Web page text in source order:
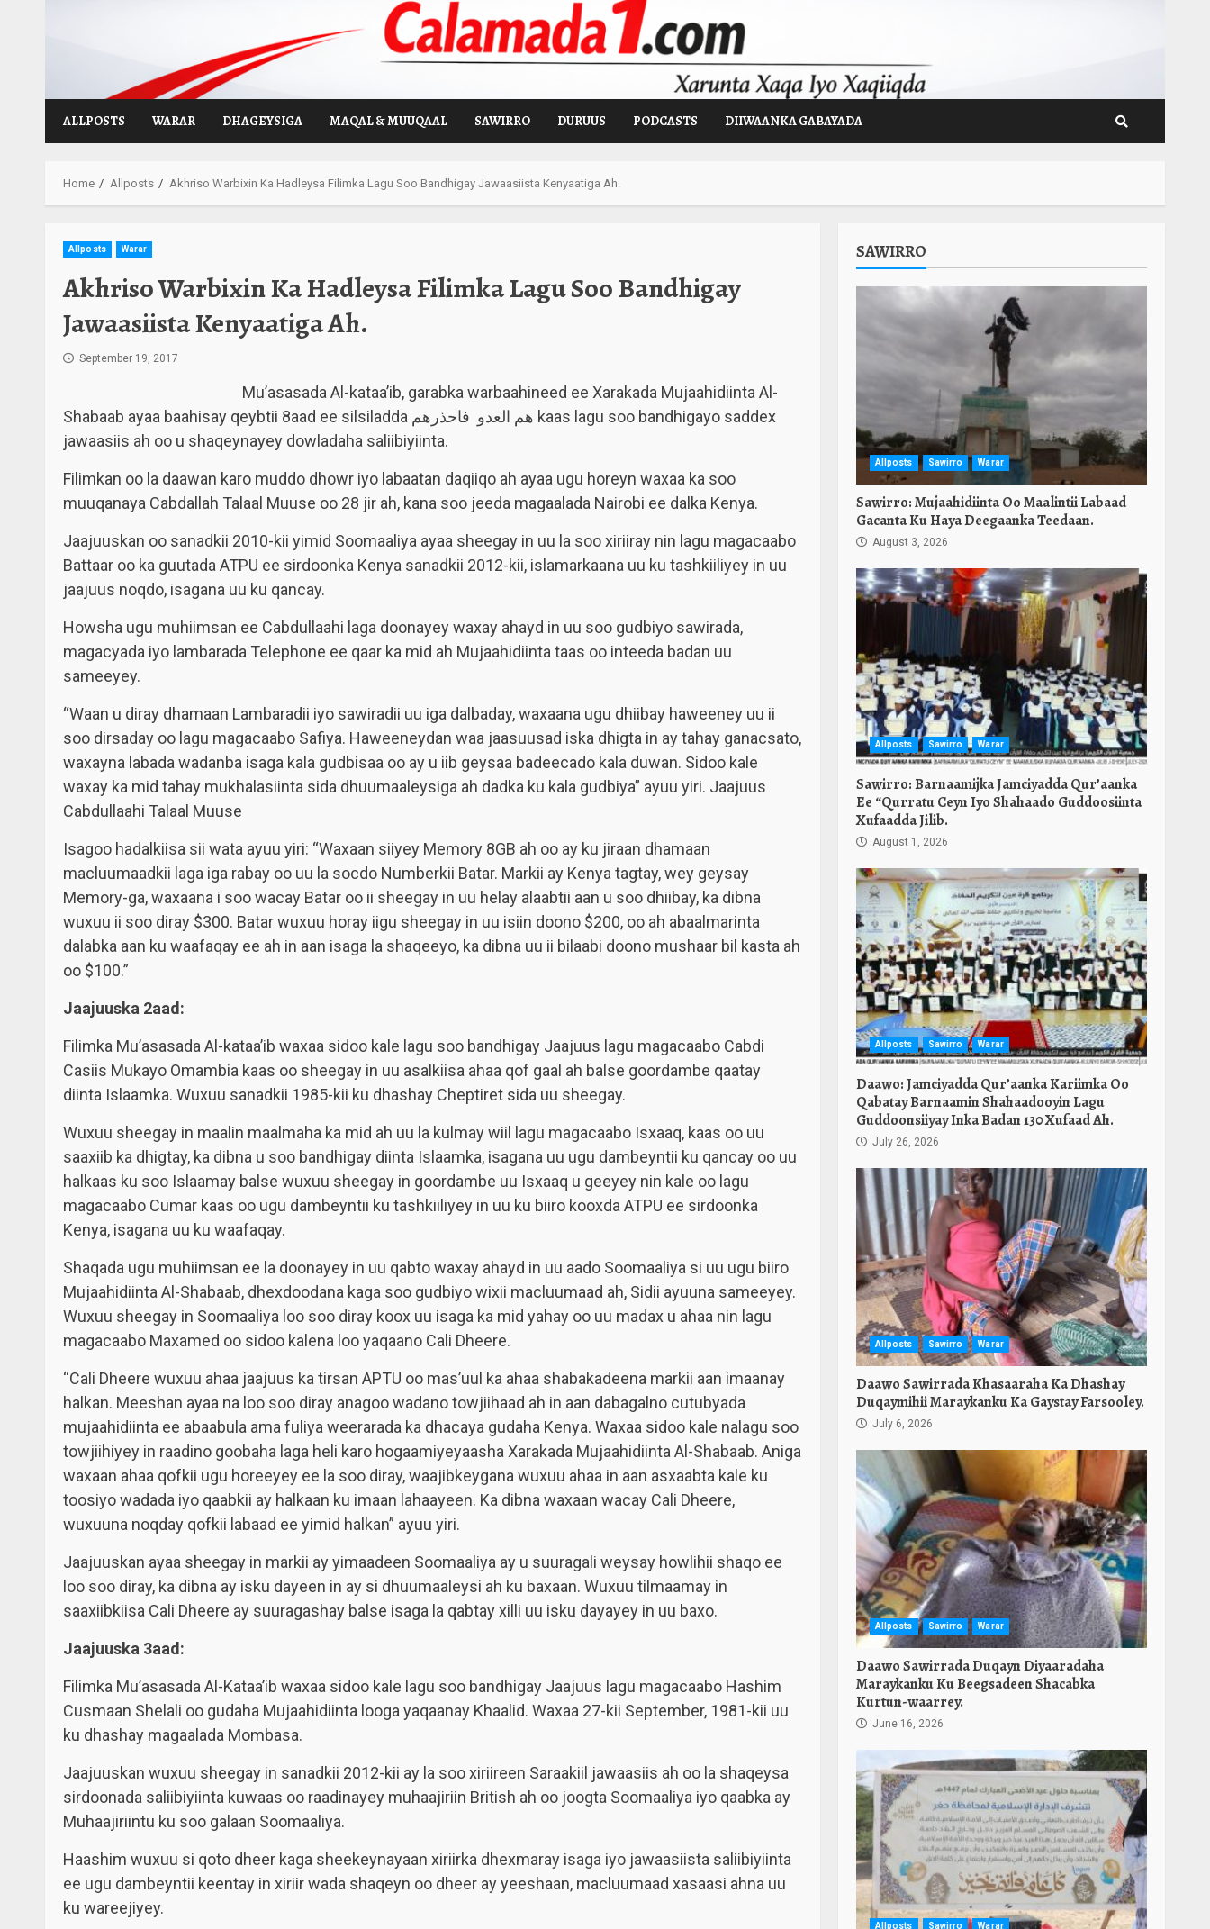
ALLPOSTS WARAR DHAGEYSIGA MAQAL & MUUQAAL SAWIRRO DURUUS PODCASTS DIIWAANKA GABAYADA
Home Allposts Akhriso Warbixin Ka Hadleysa Filimka Lagu Soo Bandhigay Jawaasiista Kenyaatiga Ah.
Allposts Warar
Akhriso Warbixin Ka Hadleysa Filimka Lagu Soo Bandhigay
Jawaasiista Kenyaatiga Ah.
September 19, 2017
Mu’asasada Al-kataa’ib, garabka warbaahineed ee Xarakada Mujaahidiinta Al-
Shabaab ayaa baahisay qeybtii 8aad ee silsiladda هم العدو فاحذرهم kaas lagu soo bandhigayo saddex
jawaasiis ah oo u shaqeynayey dowladaha saliibiyiinta.
Filimkan oo la daawan karo muddo dhowr iyo labaatan daqiiqo ah ayaa ugu horeyn waxaa ka soo
muuqanaya Cabdallah Talaal Muuse oo 28 jir ah, kana soo jeeda magaalada Nairobi ee dalka Kenya.
Jaajuuskan oo sanadkii 2010-kii yimid Soomaaliya ayaa sheegay in uu la soo xiriiray nin lagu magacaabo
Battaar oo ka guutada ATPU ee sirdoonka Kenya sanadkii 2012-kii, islamarkaana uu ku tashkiiliyey in uu
jaajuus noqdo, isagana uu ku qancay.
Howsha ugu muhiimsan ee Cabdullaahi laga doonayey waxay ahayd in uu soo gudbiyo sawirada,
magacyada iyo lambarada Telephone ee qaar ka mid ah Mujaahidiinta taas oo inteeda badan uu
sameeyey.
“Waan u diray dhamaan Lambaradii iyo sawiradii uu iga dalbaday, waxaana ugu dhiibay haweeney uu ii
soo dirsaday oo lagu magacaabo Safiya. Haweeneydan waa jaasuusad iska dhigta in ay tahay ganacsato,
waxayna labada wadanba isaga kala gudbisaa oo ay u iib geysaa badeecado kala duwan. Sidoo kale
waxay ka mid tahay mukhalasiinta sida dhuumaaleysiga ah dadka ku kala gudbiya” ayuu yiri. Jaajuus
Cabdullaahi Talaal Muuse
Isagoo hadalkiisa sii wata ayuu yiri: “Waxaan siiyey Memory 8GB ah oo ay ku jiraan dhamaan
macluumaadkii laga iga rabay oo uu la socdo Numberkii Batar. Markii ay Kenya tagtay, wey geysay
Memory-ga, waxaana i soo wacay Batar oo ii sheegay in uu helay alaabtii aan u soo dhiibay, ka dibna
wuxuu ii soo diray $300. Batar wuxuu horay iigu sheegay in uu isiin doono $200, oo ah abaalmarinta
dalabka aan ku waafaqay ee ah in aan isaga la shaqeeyo, ka dibna uu ii bilaabi doono mushaar bil kasta ah
oo $100.”
Jaajuuska 2aad:
Filimka Mu’asasada Al-kataa’ib waxaa sidoo kale lagu soo bandhigay Jaajuus lagu magacaabo Cabdi
Casiis Mukayo Omambia kaas oo sheegay in uu asalkiisa ahaa qof gaal ah balse goordambe qaatay
diinta Islaamka. Wuxuu sanadkii 1985-kii ku dhashay Cheptiret sida uu sheegay.
Wuxuu sheegay in maalin maalmaha ka mid ah uu la kulmay wiil lagu magacaabo Isxaaq, kaas oo uu
saaxiib ka dhigtay, ka dibna u soo bandhigay diinta Islaamka, isagana uu ugu dambeyntii ku qancay oo uu
halkaas ku soo Islaamay balse wuxuu sheegay in goordambe uu Isxaaq u geeyey nin kale oo lagu
magacaabo Cumar kaas oo ugu dambeyntii ku tashkiiliyey in uu ku biiro kooxda ATPU ee sirdoonka
Kenya, isagana uu ku waafaqay.
Shaqada ugu muhiimsan ee la doonayey in uu qabto waxay ahayd in uu aado Soomaaliya si uu ugu biiro
Mujaahidiinta Al-Shabaab, dhexdoodana kaga soo gudbiyo wixii macluumaad ah, Sidii ayuuna sameeyey.
Wuxuu sheegay in Soomaaliya loo soo diray koox uu isaga ka mid yahay oo uu madax u ahaa nin lagu
magacaabo Maxamed oo sidoo kalena loo yaqaano Cali Dheere.
“Cali Dheere wuxuu ahaa jaajuus ka tirsan APTU oo mas’uul ka ahaa shabakadeena markii aan imaanay
halkan. Meeshan ayaa na loo soo diray anagoo wadano towjiihaad ah in aan dabagalno cutubyada
mujaahidiinta ee abaabula ama fuliya weerarada ka dhacaya gudaha Kenya. Waxaa sidoo kale nalagu soo
towjiihiyey in raadino goobaha laga heli karo hogaamiyeyaasha Xarakada Mujaahidiinta Al-Shabaab. Aniga
waxaan ahaa qofkii ugu horeeyey ee la soo diray, waajibkeygana wuxuu ahaa in aan asxaabta kale ku
toosiyo wadada iyo qaabkii ay halkaan ku imaan lahaayeen. Ka dibna waxaan wacay Cali Dheere,
wuxuuna noqday qofkii labaad ee yimid halkan” ayuu yiri.
Jaajuuskan ayaa sheegay in markii ay yimaadeen Soomaaliya ay u suuragali weysay howlihii shaqo ee
loo soo diray, ka dibna ay isku dayeen in ay si dhuumaaleysi ah ku baxaan. Wuxuu tilmaamay in
saaxiibkiisa Cali Dheere ay suuragashay balse isaga la qabtay xilli uu isku dayayey in uu baxo.
Jaajuuska 3aad:
Filimka Mu’asasada Al-Kataa’ib waxaa sidoo kale lagu soo bandhigay Jaajuus lagu magacaabo Hashim
Cusmaan Shelali oo gudaha Mujaahidiinta looga yaqaanay Khaalid. Waxaa 27-kii September, 1981-kii uu
ku dhashay magaalada Mombasa.
Jaajuuskan wuxuu sheegay in sanadkii 2012-kii ay la soo xiriireen Saraakiil jawaasiis ah oo la shaqeysa
sirdoonada saliibiyiinta kuwaas oo raadinayey muhaajiriin British ah oo joogta Soomaaliya iyo qaabka ay
Muhaajiriintu ku soo galaan Soomaaliya.
Haashim wuxuu si qoto dheer kaga sheekeynayaan xiriirka dhexmaray isaga iyo jawaasiista saliibiyiinta
ee ugu dambeyntii keentay in xiriir wada shaqeyn oo dheer ay yeeshaan, macluumaad xasaasi ahna uu
ku wareejiyey.
SAWIRRO
Allposts Sawirro Warar
Sawirro: Mujaahidiinta Oo Maalintii Labaad
Gacanta Ku Haya Deegaanka Teedaan.
August 3, 2026
Allposts Sawirro Warar
Sawirro: Barnaamijka Jamciyadda Qur’aanka
Ee “Qurratu Ceyn Iyo Shahaado Guddoosiinta
Xufaadda Jilib.
August 1, 2026
Allposts Sawirro Warar
Daawo: Jamciyadda Qur’aanka Kariimka Oo
Qabatay Barnaamin Shahaadooyin Lagu
Guddoonsiiyay Inka Badan 130 Xufaad Ah.
July 26, 2026
Allposts Sawirro Warar
Daawo Sawirrada Khasaaraha Ka Dhashay
Duqaymihii Maraykanku Ka Gaystay Farsooley.
July 6, 2026
Allposts Sawirro Warar
Daawo Sawirrada Duqayn Diyaaradaha
Maraykanku Ku Beegsadeen Shacabka
Kurtun-waarrey.
June 16, 2026
Allposts Sawirro Warar